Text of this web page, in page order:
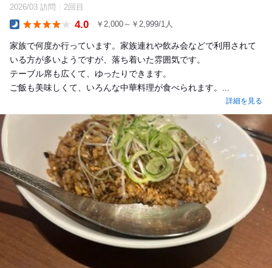
2026/03 訪問 2回目
4.0 ￥2,000～￥2,999/1人
家族で何度か行っています。家族連れや飲み会などで利用されて
いる方が多いようですが、落ち着いた雰囲気です。
テーブル席も広くて、ゆったりできます。
ご飯も美味しくて、いろんな中華料理が食べられます。...
詳細を見る